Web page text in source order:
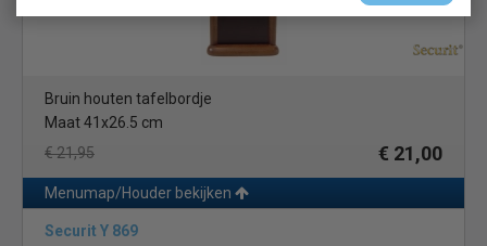
Bruin houten tafelbordje
Maat 41x26.5 cm
€ 21,95
€ 21,00
Menumap/Houder bekijken
Securit Y 869